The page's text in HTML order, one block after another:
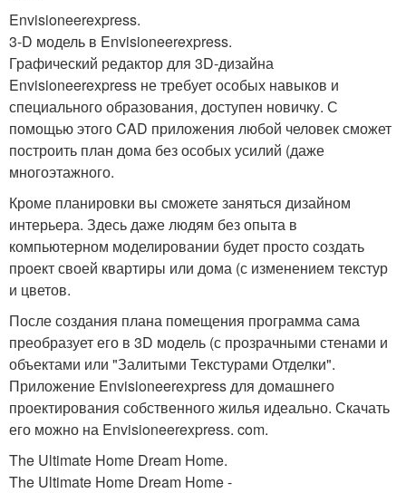
Envisioneerexpress.
3-D модель в Envisioneerexpress.
Графический редактор для 3D-дизайна
Envisioneerexpress не требует особых навыков и
специального образования, доступен новичку. С
помощью этого CAD приложения любой человек сможет
построить план дома без особых усилий (даже
многоэтажного.
Кроме планировки вы сможете заняться дизайном
интерьера. Здесь даже людям без опыта в
компьютерном моделировании будет просто создать
проект своей квартиры или дома (с изменением текстур
и цветов.
После создания плана помещения программа сама
преобразует его в 3D модель (с прозрачными стенами и
объектами или "Залитыми Текстурами Отделки".
Приложение Envisioneerexpress для домашнего
проектирования собственного жилья идеально. Скачать
его можно на Envisioneerexpress. com.
The Ultimate Home Dream Home.
The Ultimate Home Dream Home -